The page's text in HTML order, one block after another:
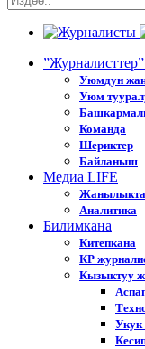
Уюмдун
Уюм
Команда
Шериктер
Байланыш
Медиа LIFE
Аналитика
Билимкана
Китепкана
КР
Кызыктуу
Укук